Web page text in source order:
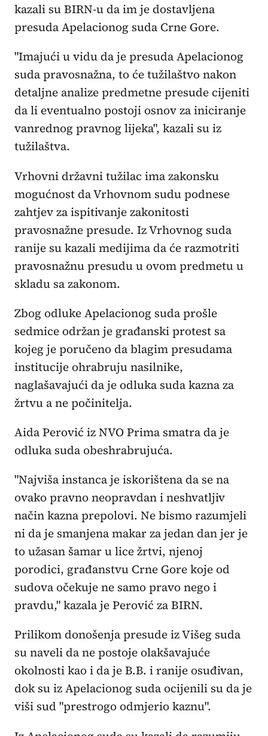
kazali su BIRN-u da im je dostavljena
presuda Apelacionog suda Crne Gore.
"Imajući u vidu da je presuda Apelacionog
suda pravosnažna, to će tužilaštvo nakon
detaljne analize predmetne presude cijeniti
da li eventualno postoji osnov za iniciranje
vanrednog pravnog lijeka", kazali su iz
tužilaštva.
Vrhovni državni tužilac ima zakonsku
mogućnost da Vrhovnom sudu podnese
zahtjev za ispitivanje zakonitosti
pravosnažne presude. Iz Vrhovnog suda
ranije su kazali medijima da će razmotriti
pravosnažnu presudu u ovom predmetu u
skladu sa zakonom.
Zbog odluke Apelacionog suda prošle
sedmice održan je građanski protest sa
kojeg je poručeno da blagim presudama
institucije ohrabruju nasilnike,
naglašavajući da je odluka suda kazna za
žrtvu a ne počinitelja.
Aida Perović iz NVO Prima smatra da je
odluka suda obeshrabrujuća.
"Najviša instanca je iskorištena da se na
ovako pravno neopravdan i neshvatljiv
način kazna prepolovi. Ne bismo razumjeli
ni da je smanjena makar za jedan dan jer je
to užasan šamar u lice žrtvi, njenoj
porodici, građanstvu Crne Gore koje od
sudova očekuje ne samo pravo nego i
pravdu," kazala je Perović za BIRN.
Prilikom donošenja presude iz Višeg suda
su naveli da ne postoje olakšavajuće
okolnosti kao i da je B.B. i ranije osuđivan,
dok su iz Apelacionog suda ocijenili su da je
viši sud "prestrogo odmjerio kaznu".